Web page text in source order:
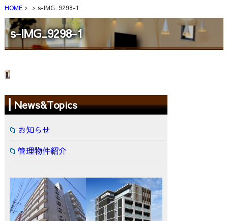
HOME s-IMG_9298-1
s-IMG_9298-1
News&Topics
お知らせ
管理物件紹介